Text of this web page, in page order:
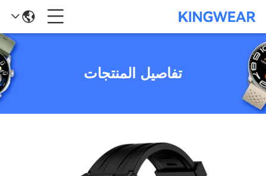
تفاصيل المنتجات